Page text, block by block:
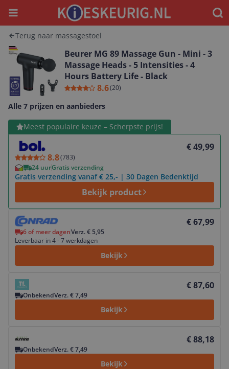
Menu
Terug naar massagestoel
Beurer MG 89 Massage Gun - Mini - 3
Massage Heads - 5 Intensities - 4
Hours Battery Life - Black
8.6(20)
Alle 7 prijzen en aanbieders
Meest populaire keuze – Scherpste prijs!
8.8(783)
€ 49,99
24 uurGratis verzending
Gratis verzending vanaf € 25,- | 30 Dagen Bedenktijd
Bekijk product
Bekijk product
€ 67,99
6 of meer dagenVerz. € 5,95
Leverbaar in 4 - 7 werkdagen
Bekijk
Bekijk product
€ 87,60
OnbekendVerz. € 7,49
Bekijk
Bekijk product
€ 88,18
OnbekendVerz. € 7,49
Bekijk